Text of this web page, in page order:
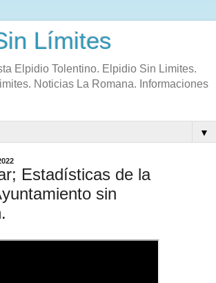
Límites
Elpidio Tolentino. Elpidio Sin Limites.
Noticias La Romana. Informaciones
▼
Estadísticas de la
sin